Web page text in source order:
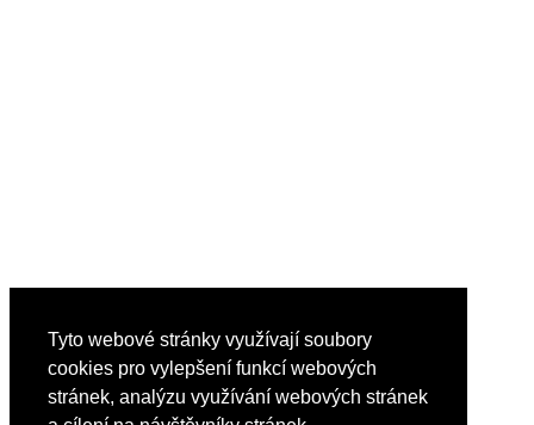
Tyto webové stránky využívají soubory
cookies pro vylepšení funkcí webových
stránek, analýzu využívání webových stránek